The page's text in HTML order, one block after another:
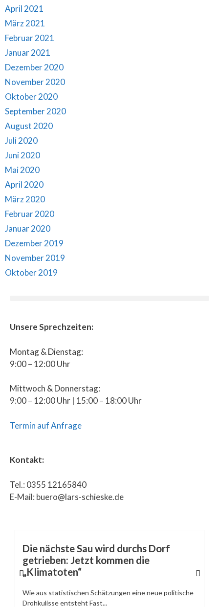
April 2021
März 2021
Februar 2021
Januar 2021
Dezember 2020
November 2020
Oktober 2020
September 2020
August 2020
Juli 2020
Juni 2020
Mai 2020
April 2020
März 2020
Februar 2020
Januar 2020
Dezember 2019
November 2019
Oktober 2019
Unsere Sprechzeiten:
Montag & Dienstag:
9:00 – 12:00 Uhr
Mittwoch & Donnerstag:
9:00 – 12:00 Uhr | 15:00 – 18:00 Uhr
Termin auf Anfrage
Kontakt:
Tel.: 0355 12165840
E-Mail: buero@lars-schieske.de
Die nächste Sau wird durchs Dorf
getrieben: Jetzt kommen die
„Klimatoten“
Wie aus statistischen Schätzungen eine neue politische
Drohkulisse entsteht Fast...